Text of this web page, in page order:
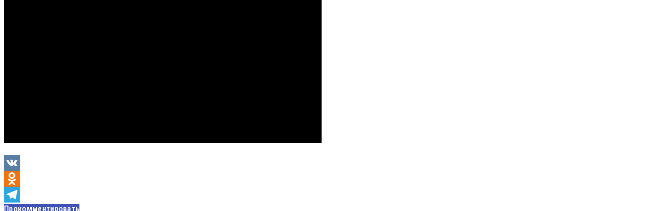
VK
Odnoklassniki
Прокомментировать